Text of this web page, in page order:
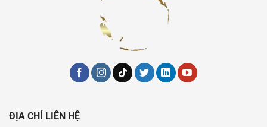
ĐỊA CHỈ LIÊN HỆ